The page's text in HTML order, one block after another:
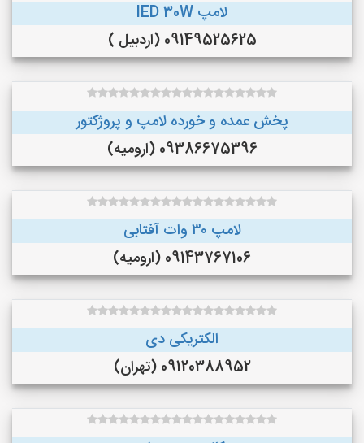
لامپ lED 30W
09149525625 (اردبیل )
پخش عمده و خورده لامپ و پروژکتور
09386675396 (ارومیه)
لامپ ۳۰ وات آفتابی
09143767106 (ارومیه)
الکتریکی دی
09120388952 (تهران)